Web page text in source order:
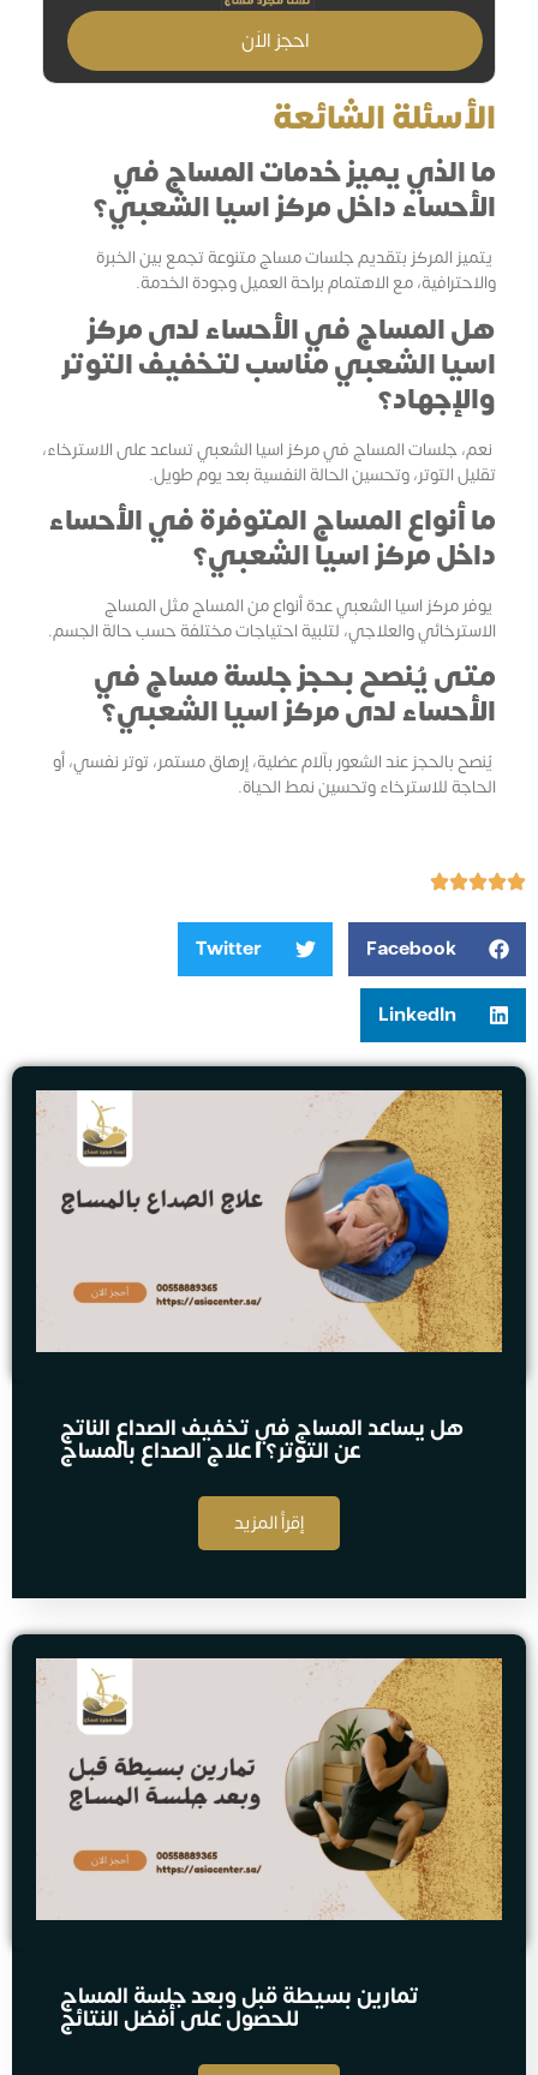
احجز الاَن
الأسئلة الشائعة
ما الذي يميز خدمات المساج في
الأحساء داخل مركز اسيا الشعبي؟
يتميز المركز بتقديم جلسات مساج متنوعة تجمع بين الخبرة
والاحترافية، مع الاهتمام براحة العميل وجودة الخدمة.
هل المساج في الأحساء لدى مركز
اسيا الشعبي مناسب لتخفيف التوتر
والإجهاد؟
نعم، جلسات المساج في مركز اسيا الشعبي تساعد على الاسترخاء،
تقليل التوتر، وتحسين الحالة النفسية بعد يوم طويل.
ما أنواع المساج المتوفرة في الأحساء
داخل مركز اسيا الشعبي؟
يوفر مركز اسيا الشعبي عدة أنواع من المساج مثل المساج
الاسترخائي والعلاجي، لتلبية احتياجات مختلفة حسب حالة الجسم.
متى يُنصح بحجز جلسة مساج في
الأحساء لدى مركز اسيا الشعبي؟
يُنصح بالحجز عند الشعور بآلام عضلية، إرهاق مستمر، توتر نفسي، أو
الحاجة للاسترخاء وتحسين نمط الحياة.
Facebook
Twitter
LinkedIn
هل يساعد المساج في تخفيف الصداع الناتج
عن التوتر؟ | علاج الصداع بالمساج
إقرأ المزيد
تمارين بسيطة قبل وبعد جلسة المساج
للحصول على أفضل النتائج